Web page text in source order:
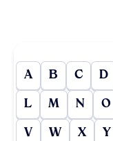
A B C D
L M N O
V W X Y